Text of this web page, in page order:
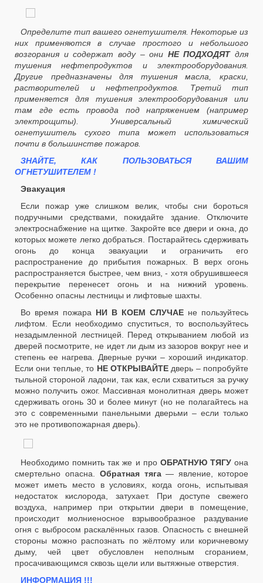
Определите тип вашего огнетушителя. Некоторые из
них применяются в случае простого и небольшого
возгорания и содержат воду – они НЕ ПОДХОДЯТдля
тушения нефтепродуктов и электрооборудования.
Другие предназначены для тушения масла, краски,
растворителей и нефтепродуктов. Третий тип
применяется для тушения электрооборудования или
там где есть провода под напряжением (например
электрощиты). Универсальный химический
огнетушитель сухого типа может использоваться
почти в большинстве пожаров.
ЗНАЙТЕ, КАК ПОЛЬЗОВАТЬСЯ ВАШИМ
ОГНЕТУШИТЕЛЕМ !
Эвакуация
Если пожар уже слишком велик, чтобы сни бороться
подручными средствами, покидайте здание. Отключите
электроснабжение на щитке. Закройте все двери и окна, до
которых можете легко добраться. Постарайтесь сдерживать
огонь до конца эвакуации и ограничить его
распространение до прибытия пожарных. В верх огонь
распространяется быстрее, чем вниз, - хотя обрушившееся
перекрытие перенесет огонь и на нижний уровень.
Особенно опасны лестницы и лифтовые шахты.
Во время пожара НИ В КОЕМ СЛУЧАЕ не пользуйтесь
лифтом. Если необходимо спуститься, то воспользуйтесь
незадымленной лестницей. Перед открыванием любой из
дверей посмотрите, не идет ли дым из зазоров вокруг нее и
степень ее нагрева. Дверные ручки – хороший индикатор.
Если они теплые, то НЕ ОТКРЫВАЙТЕдверь – попробуйте
тыльной стороной ладони, так как, если схватиться за ручку
можно получить ожог. Массивная монолитная дверь может
сдерживать огонь 30 и более минут (но не полагайтесь на
это с современными панельными дверьми – если только
это не противопожарная дверь).
Необходимо помнить так же и про ОБРАТНУЮ ТЯГУона
смертельно опасна. Обратная тяга— явление, которое
может иметь место в условиях, когда огонь, испытывая
недостаток кислорода, затухает. При доступе свежего
воздуха, например при открытии двери в помещение,
происходит молниеносное взрывообразное раздувание
огня с выбросом раскалённых газов. Опасность с внешней
стороны можно распознать по жёлтому или коричневому
дыму, чей цвет обусловлен неполным сгоранием,
просачивающимся сквозь щели или вытяжные отверстия.
ИНФОРМАЦИЯ !!!